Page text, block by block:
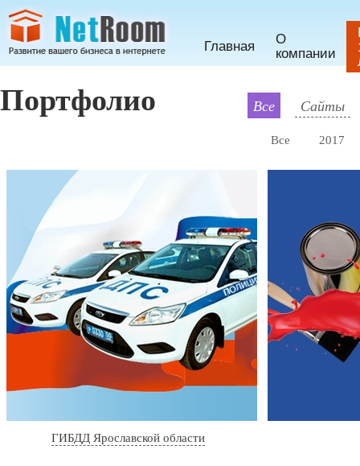
Главная
О
компании
Портфолио Все Сайты
Все 2017
ГИБДД Ярославской области